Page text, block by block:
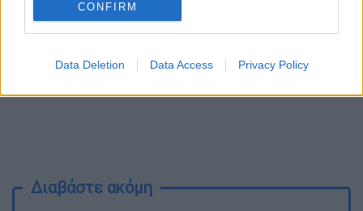
CONFIRM
Data Deletion Data Access Privacy Policy
Διαβάστε ακόμη